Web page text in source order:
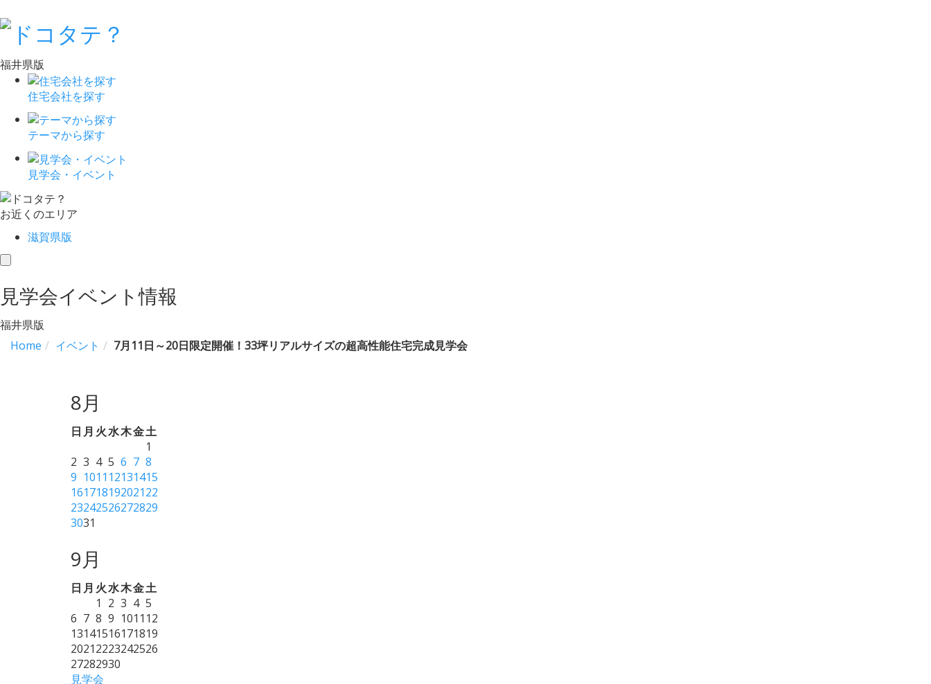
福井県版
住宅会社を探す
テーマから探す
見学会・イベント
お近くのエリア
滋賀県版
toggle
見学会イベント情報
福井県版
Home
イベント 7月11日～20日限定開催！33坪リアルサイズの超高性能住宅完成見学会
8月
日 月 火水木金土
1
2 3 4 5 6 7 8
9 1011 12131415
16171819202122
23242526272829
3031
9月
日 月 火水木金土
1 2 3 4 5
6 7 8 9 1011 12
13141516171819
20212223242526
27282930
見学会